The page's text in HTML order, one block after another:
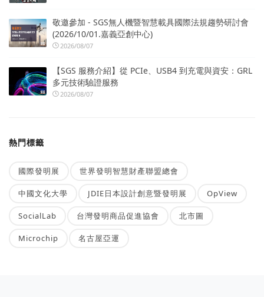
敬邀參加 - SGS無人機暨智慧載具國際法規趨勢研討會
(2026/10/01.嘉義亞創中心)
2026/08/07
【SGS 服務介紹】從 PCIe、USB4 到充電與資安：GRL
多元技術驗證服務
2026/08/07
熱門標籤
國際發明展 世界發明智慧財產聯盟總會
中國文化大學 JDIE日本設計創意暨發明展 OpView
SocialLab 台灣發明商品促進協會 北市圖
Microchip 名古屋亞運